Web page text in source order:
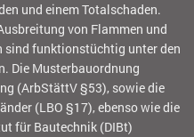
und einem Totalschaden.
von Flammen und
sind funktionstüchtig unter den
Die Musterbauordnung
(ArbStättV §53), sowie die
(LBO §17), ebenso wie die
für Bautechnik (DIBt)